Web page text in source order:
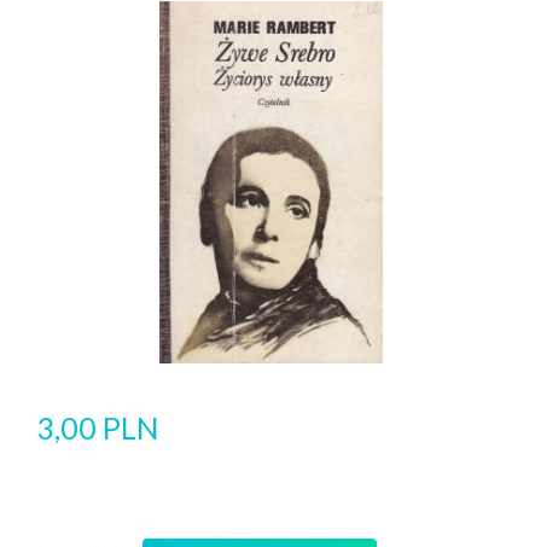
3,00 PLN